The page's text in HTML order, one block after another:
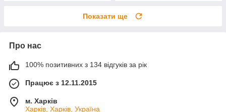
Показати ще
Про нас
100% позитивних з 134 відгуків за рік
Працює з 12.11.2015
м. Харків
Харків, Харків, Україна